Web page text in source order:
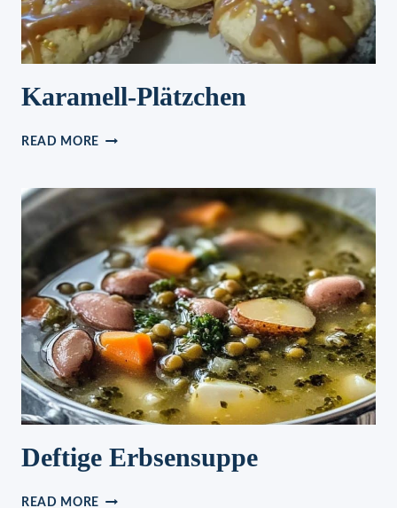
Karamell-Plätzchen
READ MORE KARAMELL-
Deftige Erbsensuppe
READ MORE DEFTIGE